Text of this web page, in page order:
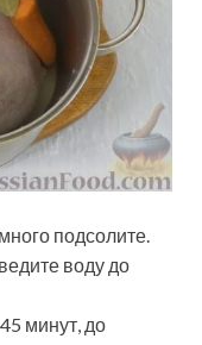
подсолите.
воду до
минут, до